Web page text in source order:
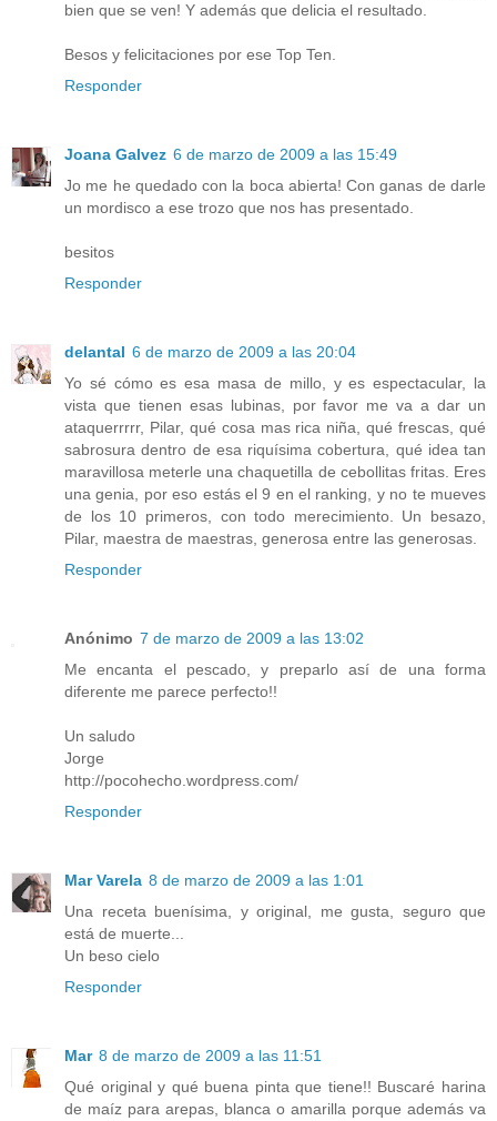
bien que se ven! Y además que delicia el resultado.
Besos y felicitaciones por ese Top Ten.
Responder
Joana Galvez 6 de marzo de 2009 a las 15:49
Jo me he quedado con la boca abierta! Con ganas de darle
un mordisco a ese trozo que nos has presentado.
besitos
Responder
delantal 6 de marzo de 2009 a las 20:04
Yo sé cómo es esa masa de millo, y es espectacular, la
vista que tienen esas lubinas, por favor me va a dar un
ataquerrrrr, Pilar, qué cosa mas rica niña, qué frescas, qué
sabrosura dentro de esa riquísima cobertura, qué idea tan
maravillosa meterle una chaquetilla de cebollitas fritas. Eres
una genia, por eso estás el 9 en el ranking, y no te mueves
de los 10 primeros, con todo merecimiento. Un besazo,
Pilar, maestra de maestras, generosa entre las generosas.
Responder
Anónimo 7 de marzo de 2009 a las 13:02
Me encanta el pescado, y preparlo así de una forma
diferente me parece perfecto!!
Un saludo
Jorge
http://pocohecho.wordpress.com/
Responder
Mar Varela 8 de marzo de 2009 a las 1:01
Una receta buenísima, y original, me gusta, seguro que
está de muerte...
Un beso cielo
Responder
Mar 8 de marzo de 2009 a las 11:51
Qué original y qué buena pinta que tiene!! Buscaré harina
de maíz para arepas, blanca o amarilla porque además va